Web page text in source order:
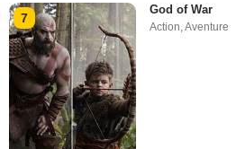
7
God of War
Action,Aventure